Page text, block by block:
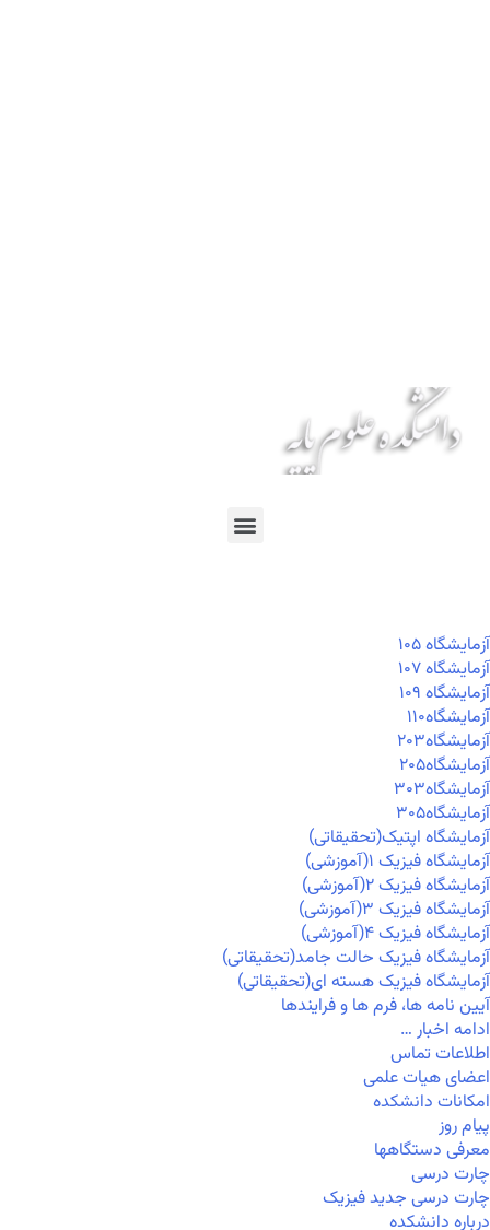
آزمايشگاه ۱۰۵
آزمايشگاه ۱۰۷
آزمايشگاه ۱۰۹
آزمايشگاه۱۱۰
آزمايشگاه۲۰۳
آزمايشگاه۲۰۵
آزمايشگاه۳۰۳
آزمايشگاه۳۰۵
آزمایشگاه اپتیک(تحقیقاتی)
آزمایشگاه فیزیک ۱(آموزشی)
آزمایشگاه فیزیک ۲(آموزشی)
آزمایشگاه فیزیک ۳(آموزشی)
آزمایشگاه فیزیک ۴(آموزشی)
آزمایشگاه فیزیک حالت جامد(تحقیقاتی)
آزمایشگاه فیزیک هسته ای(تحقیقاتی)
آیین نامه ها، فرم ها و فرایندها
ادامه اخبار …
اطلاعات تماس
اعضای هیات علمی
امکانات دانشکده
پیام روز
معرفی دستگاهها
چارت درسی
چارت درسی جدید فیزیک
درباره دانشکده